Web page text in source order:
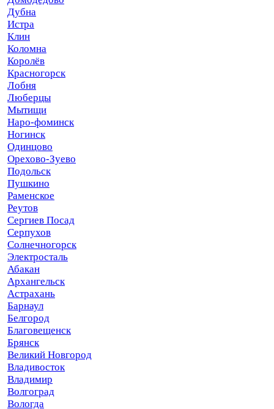
Дубна
Истра
Клин
Коломна
Королёв
Красногорск
Лобня
Люберцы
Мытищи
Наро-фоминск
Ногинск
Одинцово
Орехово-Зуево
Подольск
Пушкино
Раменское
Реутов
Сергиев Посад
Серпухов
Солнечногорск
Электросталь
Абакан
Архангельск
Астрахань
Барнаул
Белгород
Благовещенск
Брянск
Великий Новгород
Владивосток
Владимир
Волгоград
Вологда